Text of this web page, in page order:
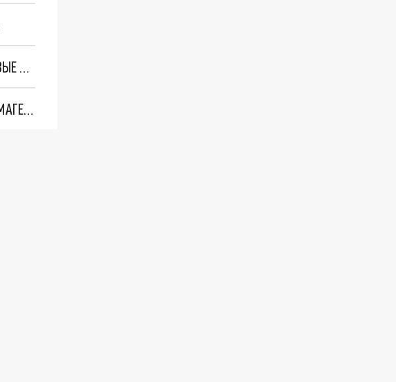
"ОЧЕНЬ ПЛОХИЕ НОВОСТИ": БОЛЬШАЯ ОШИБКА PALANTIR В РОССИИ. СТРАНЫ НАТО ВПЕРВЫЕ ЗА СВО ОСТАНОВИЛИ ПОСТАВКИ ОРУЖИЯ. ВСУ ТЕРЯЮТ ПРИГРАНИЧЬЕ?
ТРИ ГЛАВНЫХ ИНСАЙДА ОБ СВО. ОТМЕНА МОБИЛИЗАЦИИ И ВОЗВРАЩЕНИЕ "ГЕНЕРАЛА АРМАГЕДДОНА"? ОТЛИЧНЫЕ НОВОСТИ, КОТОРЫЕ ЖДАЛИ ВСЕ